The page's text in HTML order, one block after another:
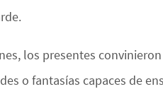
los presentes
o fantasías capaces de